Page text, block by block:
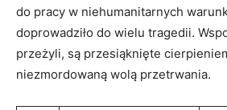
do pracy w niehumanitarnych
doprowadziło do wielu tragedii.
przeżyli, są przesiąknięte
niezmordowaną wolą przetrwania.